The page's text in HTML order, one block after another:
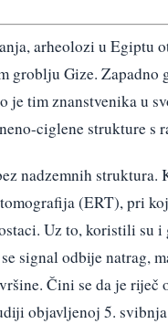
arheolozi u Egiptu
groblju Gize.
je tim znanstvenika u
ciglene strukture s
nadzemnih
(ERT), pri
Uz to, koristili su
signal odbije natrag,
Čini se da je
objavljenoj 5.